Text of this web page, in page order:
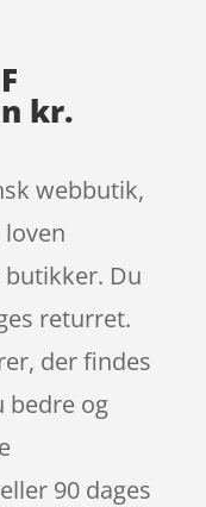
kr.
webbutik,
Du
returret.
der findes
bedre og
90 dages